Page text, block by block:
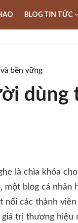
BLOG TIN TỨC
bền vững
dùng
là chìa khóa
một blog cá nhân
nối các thành
trị thương hiệu